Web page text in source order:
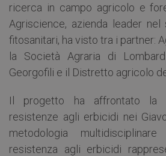
ricerca in campo agricolo e
Agriscience, azienda leader
fitosanitari, ha visto tra i partner:
la Società Agraria di
Georgofili e il Distretto agricolo
Il progetto ha affrontato la
resistenze agli erbicidi nei
metodologia
resistenza agli erbicidi